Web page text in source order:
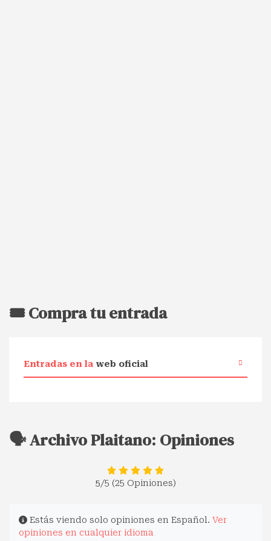
🎟️ Compra tu entrada
Entradas en la web oficial
🗣️ Archivo Plaitano: Opiniones
5/5 (25 Opiniones)
Estás viendo solo opiniones en Español. Ver
opiniones en cualquier idioma